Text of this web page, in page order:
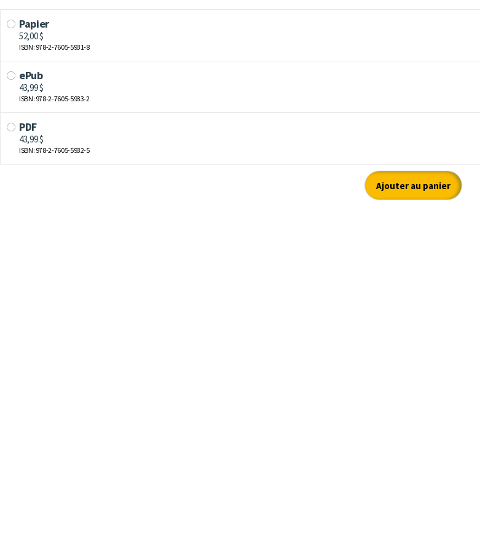
Papier
52,00 $
ISBN: 978-2-7605-5931-8
ePub
43,99 $
ISBN: 978-2-7605-5933-2
PDF
43,99 $
ISBN: 978-2-7605-5932-5
Ajouter au panier